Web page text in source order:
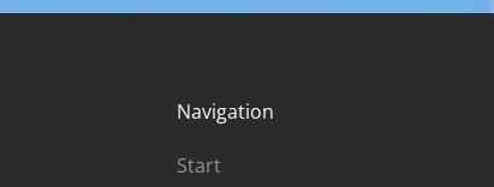
Navigation
Start